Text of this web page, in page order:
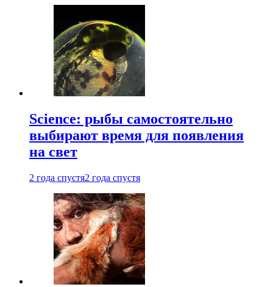
Science: рыбы самостоятельно
выбирают время для появления
на свет
2 года спустя2 года спустя